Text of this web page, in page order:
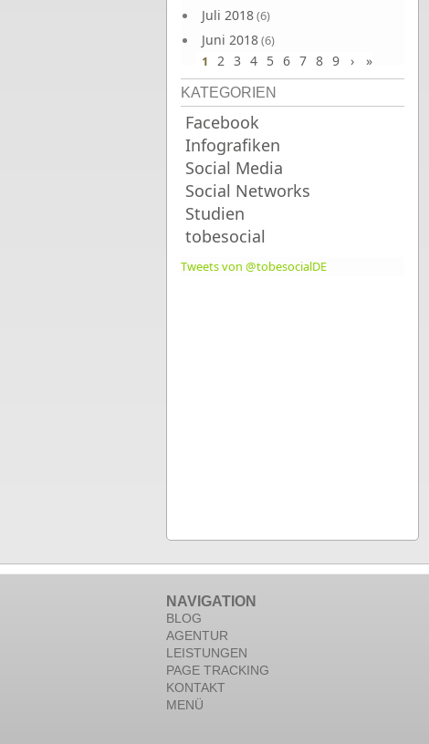
Juli 2018(6)
Juni 2018(6)
1 2 3 4 5 6 7 8 9 › »
KATEGORIEN
Facebook
Infografiken
Social Media
Social Networks
Studien
tobesocial
Tweets von @tobesocialDE
NAVIGATION
BLOG
AGENTUR
LEISTUNGEN
PAGE TRACKING
KONTAKT
MENÜ